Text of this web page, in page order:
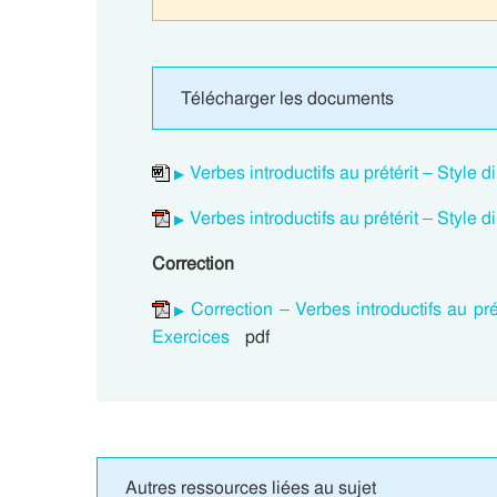
Télécharger les documents
Verbes introductifs au prétérit – Style
Verbes introductifs au prétérit – Style
Correction
Correction – Verbes introductifs au
Exercices pdf
Autres ressources liées au sujet